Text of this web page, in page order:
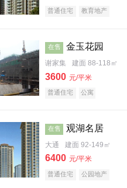
普通住宅 教育地产
在售 金玉花园
谢家集 建面 88-118㎡
3600 元/平米
普通住宅 公寓
在售 观湖名居
大通 建面 92-149㎡
6400 元/平米
普通住宅 公园地产